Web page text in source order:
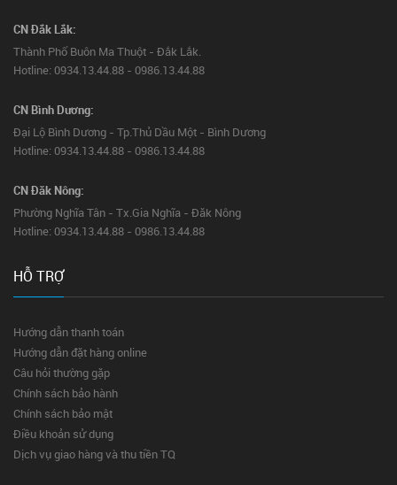
CN Đắk Lắk:
Thành Phố Buôn Ma Thuột - Đắk Lắk.
Hotline: 0934.13.44.88 - 0986.13.44.88
CN Bình Dương:
Đại Lộ Bình Dương - Tp.Thủ Dầu Một - Bình Dương
Hotline: 0934.13.44.88 - 0986.13.44.88
CN Đăk Nông:
Phường Nghĩa Tân - Tx.Gia Nghĩa - Đăk Nông
Hotline: 0934.13.44.88 - 0986.13.44.88
HỖ TRỢ
Hướng dẫn thanh toán
Hướng dẫn đặt hàng online
Câu hỏi thường gặp
Chính sách bảo hành
Chính sách bảo mật
Điều khoản sử dụng
Dịch vụ giao hàng và thu tiền TQ